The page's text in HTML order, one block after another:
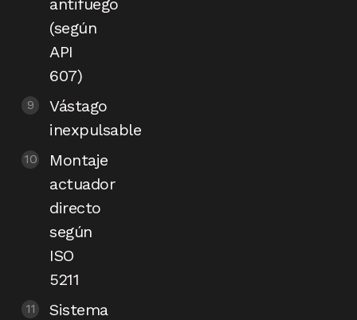
antifuego
(según
API
607)
Vástago
inexpulsable
Montaje
actuador
directo
según
ISO
5211
Sistema